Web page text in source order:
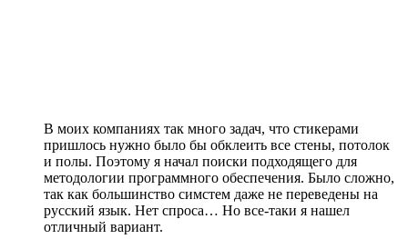
В моих компаниях так много задач, что стикерами
пришлось нужно было бы обклеить все стены, потолок
и полы. Поэтому я начал поиски подходящего для
методологии программного обеспечения. Было сложно,
так как большинство симстем даже не переведены на
русский язык. Нет спроса… Но все-таки я нашел
отличный вариант.